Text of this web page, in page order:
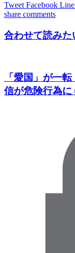
Tweet Facebook Line
share comments
合わせて読みた
「愛国」が一
信が危険行為に